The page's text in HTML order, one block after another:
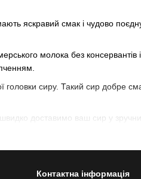
яскравий смак і чудово
молока без
сиру. Такий сир добре
доставимо ваш сир у
Контактна інформація